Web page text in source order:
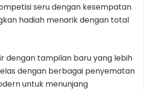
seru dengan kesempatan
hadiah menarik dengan total
dengan tampilan baru yang lebih
dengan berbagai penyematan
untuk menunjang